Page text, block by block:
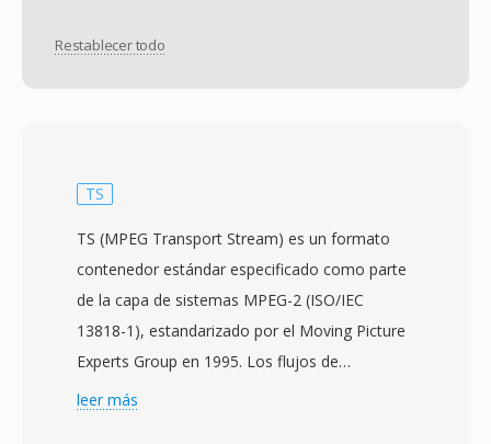
Restablecer todo
TS
TS (MPEG Transport Stream) es un formato
contenedor estándar especificado como parte
de la capa de sistemas MPEG-2 (ISO/IEC
13818-1), estandarizado por el Moving Picture
Experts Group en 1995. Los flujos de
transporte están diseñados para entornos de
leer más